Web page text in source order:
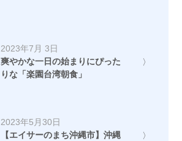
2023年7月 3日
爽やかな一日の始まりにぴった
りな「楽園台湾朝食」
2023年5月30日
【エイサーのまち沖縄市】沖縄